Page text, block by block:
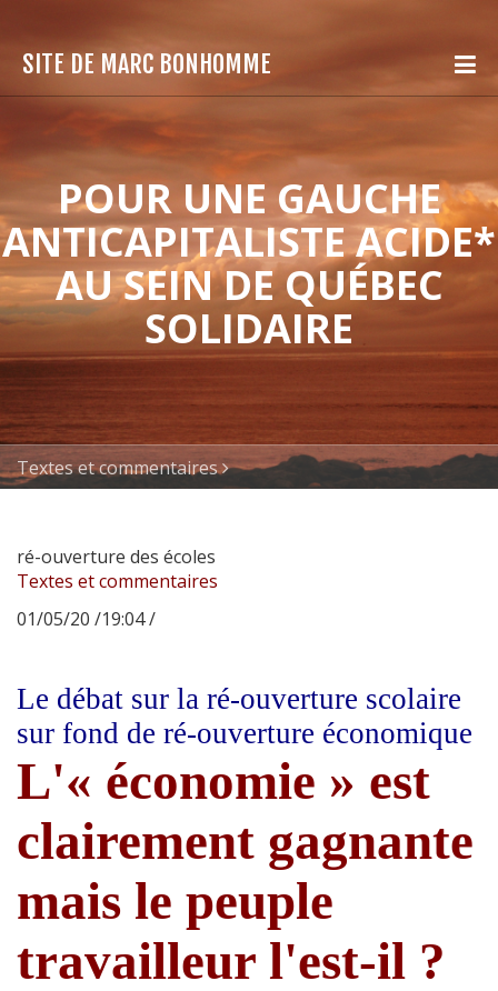
SITE DE MARC BONHOMME
POUR UNE GAUCHE
ANTICAPITALISTE ACIDE*
AU SEIN DE QUÉBEC
SOLIDAIRE
Textes et commentaires
ré-ouverture des écoles
Textes et commentaires
01/05/20 /19:04 /
Le débat sur la ré-ouverture scolaire
sur fond de ré-ouverture économique
L'« économie » est
clairement gagnante
mais le peuple
travailleur l'est-il ?